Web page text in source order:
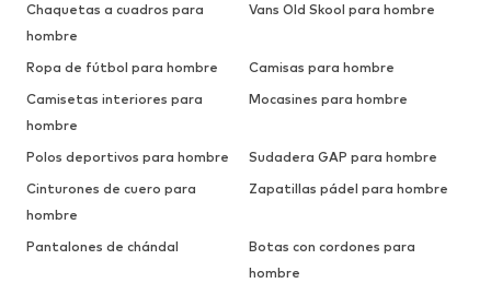
Chaquetas a cuadros para
hombre
Vans Old Skool para hombre
Ropa de fútbol para hombre
Camisas para hombre
Camisetas interiores para
hombre
Mocasines para hombre
Polos deportivos para hombre
Sudadera GAP para hombre
Cinturones de cuero para
hombre
Zapatillas pádel para hombre
Pantalones de chándal
Botas con cordones para
hombre